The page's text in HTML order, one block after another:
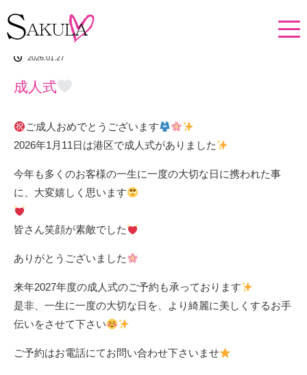
イチオシアイテム
2026.01.27
成人式
ご成人おめでとうございます
2026年1月11日は港区で成人式がありました
今年も多くのお客様の一生に一度の大切な日に携われた事
に、大変嬉しく思います
皆さん笑顔が素敵でした
ありがとうございました
来年2027年度の成人式のご予約も承っております
是非、一生に一度の大切な日を、より綺麗に美しくするお手
伝いをさせて下さい
ご予約はお電話にてお問い合わせ下さいませ